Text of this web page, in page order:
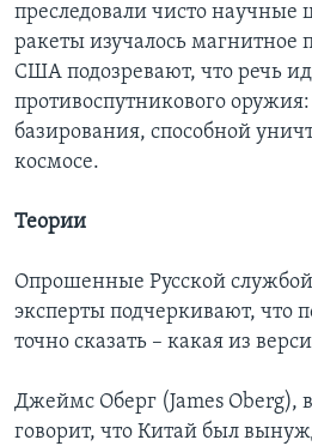
преследовали чисто научные
ракеты изучалось магнитное
США подозревают, что речь
противоспутникового
базирования, способной
космосе.
Теории
Опрошенные Русской
эксперты подчеркивают, что
точно сказать – какая из
Джеймс Оберг (James Oberg),
говорит, что Китай был